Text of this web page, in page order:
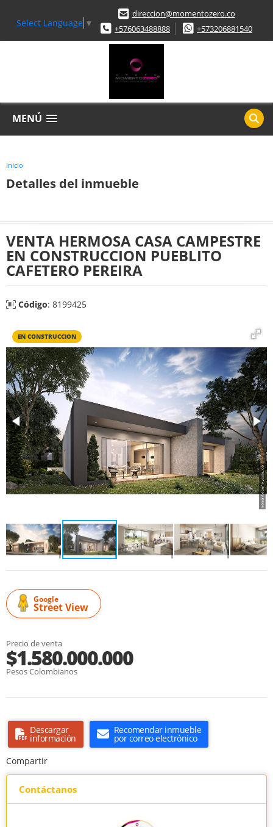
Select Language ▼
direccion@momentozero.co
+576063488888
+573206881540
MENÚ
Inicio
Detalles del inmueble
VENTA HERMOSA CASA CAMPESTRE
EN CONSTRUCCION PUEBLITO
CAFETERO PEREIRA
Código: 8199425
EN CONSTRUCCION
Google
Street View
Precio de venta
$1.580.000.000
Pesos Colombianos
Descargar
información
Recomendar inmueble
por correo electrónico
Compartir
Contáctanos